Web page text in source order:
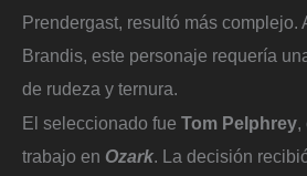
Prendergast, resultó más complejo.
Brandis, este personaje requería
de rudeza y ternura.
El seleccionado fue Tom Pelphrey,
trabajo en Ozark. La decisión